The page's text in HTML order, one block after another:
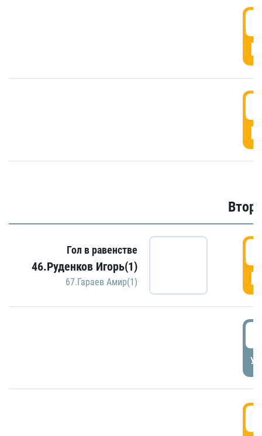
Гол в равенстве
46.Руденков Игорь(1)
67.Гараев Амир(1)